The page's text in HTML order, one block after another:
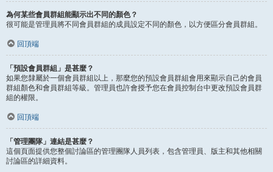
為何某些會員群組能顯示出不同的顏色？
很可能是管理員將不同會員群組的成員設定不同的顏色，以方便區分會員群組。
回頂端
「預設會員群組」是甚麼？
如果您隸屬於一個會員群組以上，那麼您的預設會員群組會用來顯示自己的會員
群組顏色和會員群組等級。管理員也許會授予您在會員控制台中更改預設會員群
組的權限。
回頂端
「管理團隊」連結是甚麼？
這個頁面提供您整個討論區的管理團隊人員列表，包含管理員、版主和其他相關
討論區的詳細資料。